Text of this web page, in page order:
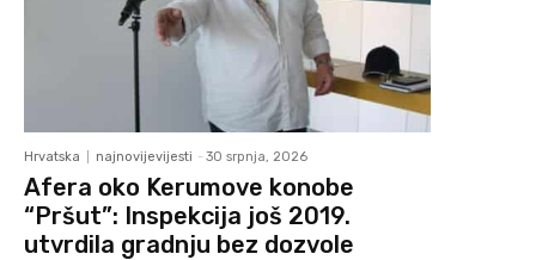
Hrvatska najnovijevijesti - 30 srpnja, 2026
Afera oko Kerumove konobe
“Pršut”: Inspekcija još 2019.
utvrdila gradnju bez dozvole